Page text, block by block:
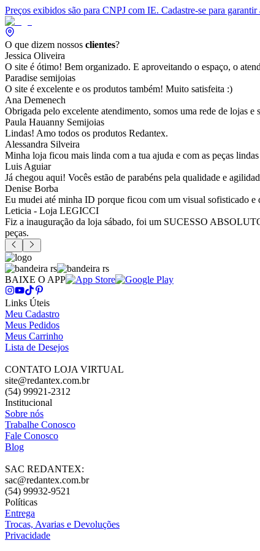
Preços exibidos são para CNPJ com IE. Cadastre-se para garantir
O que dizem nossos clientes?
Jessica Oliveira
O site é ótimo! Bem organizado. E aproveitando o espaço, o
Paradise semijoias
O site é excelente e os produtos também! Muito satisfeita :)
Ana Demenech
Obrigada pelo excelente atendimento, somos uma rede de lojas
Paula Hauanny Semijoias
Lindas! Amo todos os produtos Redantex.
Alessandra Silveira
Minha loja ficou mais linda com a tua ajuda e com as peças
Luis Aguiar
Já chegou aqui! Vocês estão de parabéns pela qualidade e
Denise Borba
Eu mudei até minha ID porque ficou com um visual sofisticado e
Leticia - Loja LEGICCI
Fiz a inauguração da loja sábado, foi um SUCESSO
peças.
BAIXE O APP
Links Úteis
Meu Cadastro
Meus Pedidos
Meus Carrinho
Lista de Desejos
CONTATO LOJA VIRTUAL
site@redantex.com.br
(54) 99921-2312
Institucional
Sobre nós
Trabalhe Conosco
Fale Conosco
Blog
SAC REDANTEX:
sac@redantex.com.br
(54) 99932-9521
Políticas
Entrega
Trocas, Avarias e Devoluções
Privacidade